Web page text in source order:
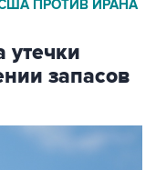
утечки
запасов